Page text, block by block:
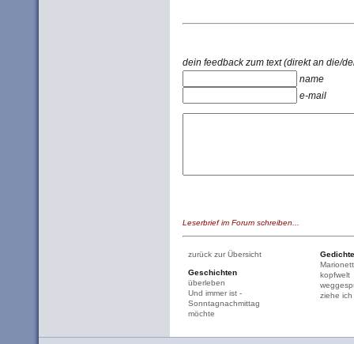
dein feedback zum text (direkt an die/
name
e-mail
Leserbrief im Forum schreiben...
zurück zur Übersicht
Geschichten
überleben
Und immer ist -
Sonntagnachmittag
möchte
Gedichte
kopfwelt
ziehe ich